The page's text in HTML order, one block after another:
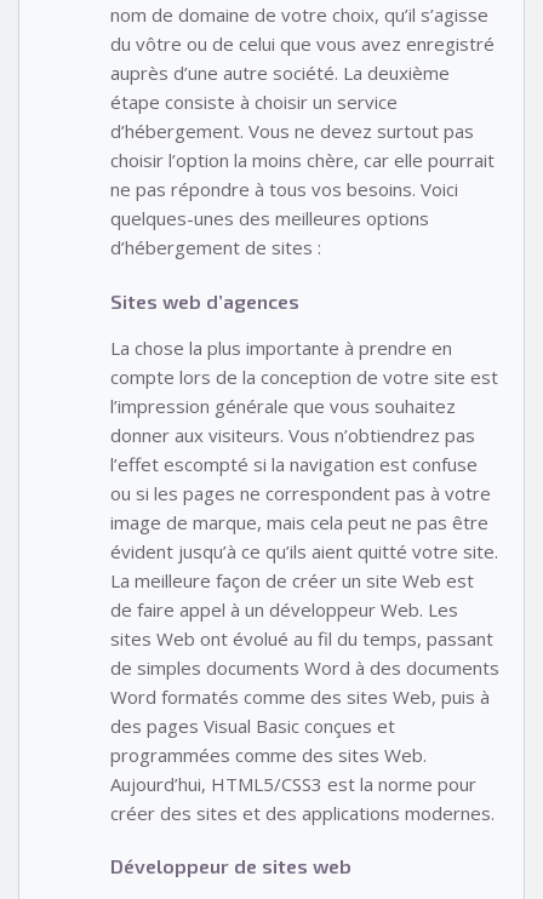
nom de domaine de votre choix, qu’il s’agisse
du vôtre ou de celui que vous avez enregistré
auprès d’une autre société. La deuxième
étape consiste à choisir un service
d’hébergement. Vous ne devez surtout pas
choisir l’option la moins chère, car elle pourrait
ne pas répondre à tous vos besoins. Voici
quelques-unes des meilleures options
d’hébergement de sites :
Sites web d’agences
La chose la plus importante à prendre en
compte lors de la conception de votre site est
l’impression générale que vous souhaitez
donner aux visiteurs. Vous n’obtiendrez pas
l’effet escompté si la navigation est confuse
ou si les pages ne correspondent pas à votre
image de marque, mais cela peut ne pas être
évident jusqu’à ce qu’ils aient quitté votre site.
La meilleure façon de créer un site Web est
de faire appel à un développeur Web. Les
sites Web ont évolué au fil du temps, passant
de simples documents Word à des documents
Word formatés comme des sites Web, puis à
des pages Visual Basic conçues et
programmées comme des sites Web.
Aujourd’hui, HTML5/CSS3 est la norme pour
créer des sites et des applications modernes.
Développeur de sites web